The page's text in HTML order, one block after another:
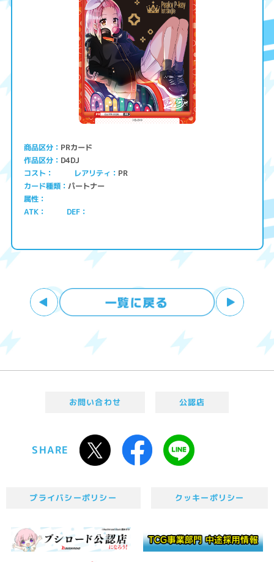
商品区分 PRカード
作品区分 D4DJ
コスト レアリティ PR
カード種類 パートナー
属性
ATK
DEF
お問い合わせ 公認店
SHARE
プライバシーポリシー クッキーポリシー